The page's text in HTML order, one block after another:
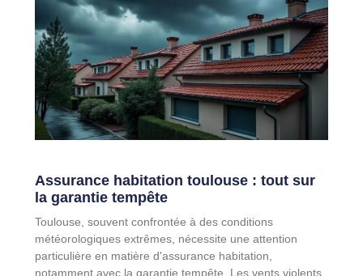
Assurance habitation toulouse : tout sur
la garantie tempête
Toulouse, souvent confrontée à des conditions
météorologiques extrêmes, nécessite une attention
particulière en matière d'assurance habitation,
notamment avec la garantie tempête. Les vents violents,